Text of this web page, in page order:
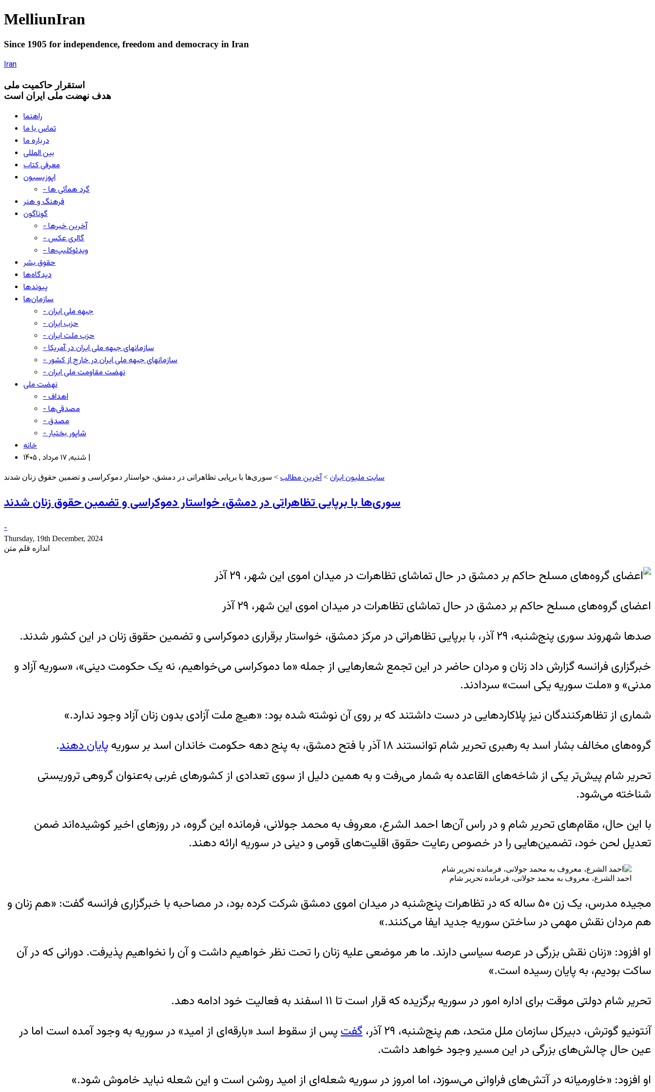
MelliunIran
Since 1905 for independence, freedom and democracy in Iran
Iran
استقرار حاکميت ملی
هدف نهضت ملی ایران است
راهنما
تماس با ما
درباره ما
بین المللی
معرفی کتاب
اپوزیسیون
- گرد همآئی ها
فرهنگ و هنر
گوناگون
- آخرین خبرها
- گالری عکس
- ویدئوکلیپ‌ها
حقوق بشر
دیدگاه‌ها
پیوندها
سازمان‌ها
- جبهه ملی ایران
- حزب ایران
- حزب ملت ایران
- سازمانهای جبهه ملی ایران در آمریکا
- سازمانهای جبهه ملی ایران در خارج از کشور
- نهضت مقاومت ملی ایران
نهضت ملی
- اهداف
- مصدقی‌ها
- مصدق
- شاپور بختیار
خانه
شنبه, ۱۷ مرداد , ۱۴۰۵ |
سایت ملیون ایران >آخرین مطالب > سوری‌ها با برپایی تظاهراتی در دمشق، خواستار دموکراسی و تضمین حقوق زنان شدند
سوری‌ها با برپایی تظاهراتی در دمشق، خواستار دموکراسی و تضمین حقوق زنان شدند
-
Thursday, 19th December, 2024
اندازه قلم متن
اعضای گروه‌های مسلح حاکم بر دمشق در حال تماشای تظاهرات در میدان اموی این شهر، ۲۹ آذر
صدها شهروند سوری پنج‌شنبه، ۲۹ آذر، با برپایی تظاهراتی در مرکز دمشق، خواستار برقراری دموکراسی و تضمین حقوق زنان در این کشور شدند.
خبرگزاری فرانسه گزارش داد زنان و مردان حاضر در این تجمع شعارهایی از جمله «ما دموکراسی می‌خواهیم، نه یک حکومت دینی»، «سوریه آزاد و
مدنی» و «ملت سوریه یکی است» سردادند.
شماری از تظاهرکنندگان نیز پلاکاردهایی در دست داشتند که بر روی آن نوشته شده بود: «هیچ ملت آزادی بدون زنان آزاد وجود ندارد.»
گروه‌های مخالف بشار اسد به رهبری تحریر شام توانستند ۱۸ آذر با فتح دمشق، به پنج دهه حکومت خاندان اسد بر سوریه
پایان دهند.
تحریر شام پیش‎‌تر یکی از شاخه‌های القاعده به شمار می‌رفت و به همین دلیل از سوی تعدادی از کشورهای غربی به‌عنوان گروهی تروریستی
شناخته می‌شود.
با این حال، مقام‌های تحریر شام و در راس آن‌ها احمد الشرع، معروف به محمد جولانی، فرمانده این گروه، در روزهای اخیر کوشیده‌اند ضمن
تعدیل لحن خود، تضمین‌هایی را در خصوص رعایت حقوق اقلیت‌های قومی و دینی در سوریه ارائه دهند.
احمد الشرع، معروف به محمد جولانی، فرمانده تحریر شام
مجیده مدرس، یک زن ۵۰ ساله که در تظاهرات پنج‌شنبه در میدان اموی دمشق شرکت کرده بود، در مصاحبه با خبرگزاری فرانسه گفت: «هم زنان و
هم مردان نقش مهمی در ساختن سوریه جدید ایفا می‌کنند.»
او افزود: «زنان نقش بزرگی در عرصه سیاسی دارند. ما هر موضعی علیه زنان را تحت نظر خواهیم داشت و آن را نخواهیم پذیرفت. دورانی که در آن
ساکت بودیم، به پایان رسیده است.»
تحریر شام دولتی موقت برای اداره امور در سوریه برگزیده که قرار است تا ۱۱ اسفند به فعالیت خود ادامه دهد.
آنتونیو گوترش، دبیرکل سازمان ملل متحد، هم پنج‌شنبه، ۲۹ آذر،
گفتپس از سقوط اسد «بارقه‌ای از امید» در سوریه به وجود آمده است اما در
عین حال چالش‌های بزرگی در این مسیر وجود خواهد داشت.
او افزود: «خاورمیانه در آتش‌های فراوانی می‌سوزد، اما امروز در سوریه شعله‌ای از امید روشن است و این شعله نباید خاموش شود.»